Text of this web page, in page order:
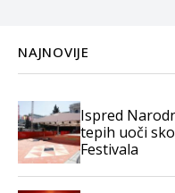
NAJNOVIJE
Ispred
tepih uoči
Festivala